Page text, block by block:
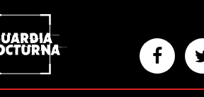
Chofer de grúa es asesinado